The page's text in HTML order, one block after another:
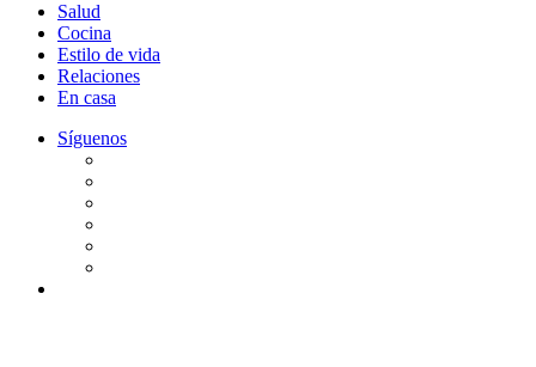
Salud
Cocina
Estilo de vida
Relaciones
En casa
Síguenos